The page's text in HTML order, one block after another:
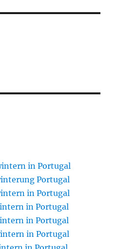
in Portugal
Portugal
in Portugal
in Portugal
in Portugal
in Portugal